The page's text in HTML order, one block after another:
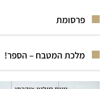
פרסומת
מלכת המטבח – הספר!